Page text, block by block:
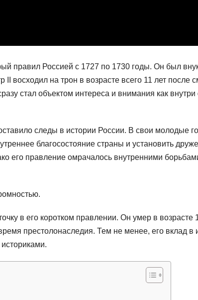
правил Россией с 1727 по 1730 годы. Он был
восходил на трон в возрасте всего 11 лет после
стал объектом интереса и внимания как внутри
следы в истории России. В свои молодые
благосостояние страны и установить
его правление омрачалось внутренними
в его коротком правлении. Он умер в возрасте
престолонаследия. Тем не менее, его вклад в